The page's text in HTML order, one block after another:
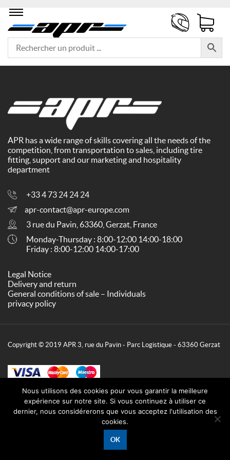
APR has a wide range of skills covering all the needs of the
competition, from transportation to sales, including tire
fitting, support and our marketing and hospitality
department
+33 4 73 24 24 24
apr-contact@apr-europe.com
3 rue du Pavin, 63360, Gerzat, France
Monday-Thursday : 8:00-12:00 14:00-18:00
Friday : 8:00-12:00 14:00-17:00
Legal Notice
Delivery and return
General conditions of sale – Individuals
privacy policy
Copyright © 2019 APR 3, rue du Pavin - Parc Logistique - 63360 Gerzat
Nous utilisons des cookies pour vous garantir la meilleure
expérience sur notre site. Si vous continuez à utiliser ce
dernier, nous considérerons que vous acceptez l'utilisation des
cookies.
OK